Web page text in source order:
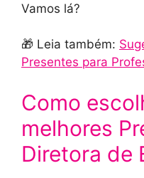
Vamos lá?
🎁 Leia também:
Presentes para
Como
melhores
Diretora de